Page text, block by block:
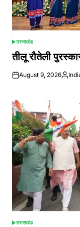
POSTED
IN
उत्तराखंड
तीलू रौतेली
August 9, 2026Posted
POSTED
उत्तराखंड